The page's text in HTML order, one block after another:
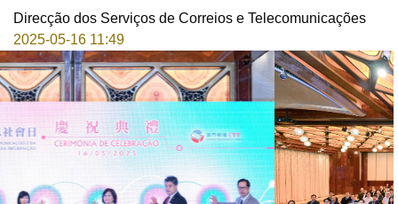
Direcção dos Serviços de Correios e Telecomunicações
2025-05-16 11:49